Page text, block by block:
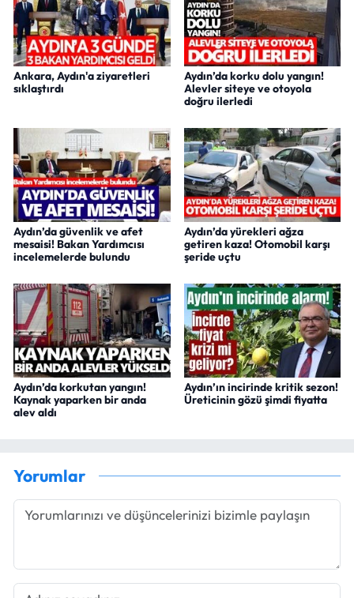
Ankara, Aydın'a ziyaretleri
sıklaştırdı
Aydın’da korku dolu yangın!
Alevler siteye ve otoyola
doğru ilerledi
Aydın’da güvenlik ve afet
mesaisi! Bakan Yardımcısı
incelemelerde bulundu
Aydın’da yürekleri ağza
getiren kaza! Otomobil karşı
şeride uçtu
Aydın’da korkutan yangın!
Kaynak yaparken bir anda
alev aldı
Aydın’ın incirinde kritik sezon!
Üreticinin gözü şimdi fiyatta
Yorumlar